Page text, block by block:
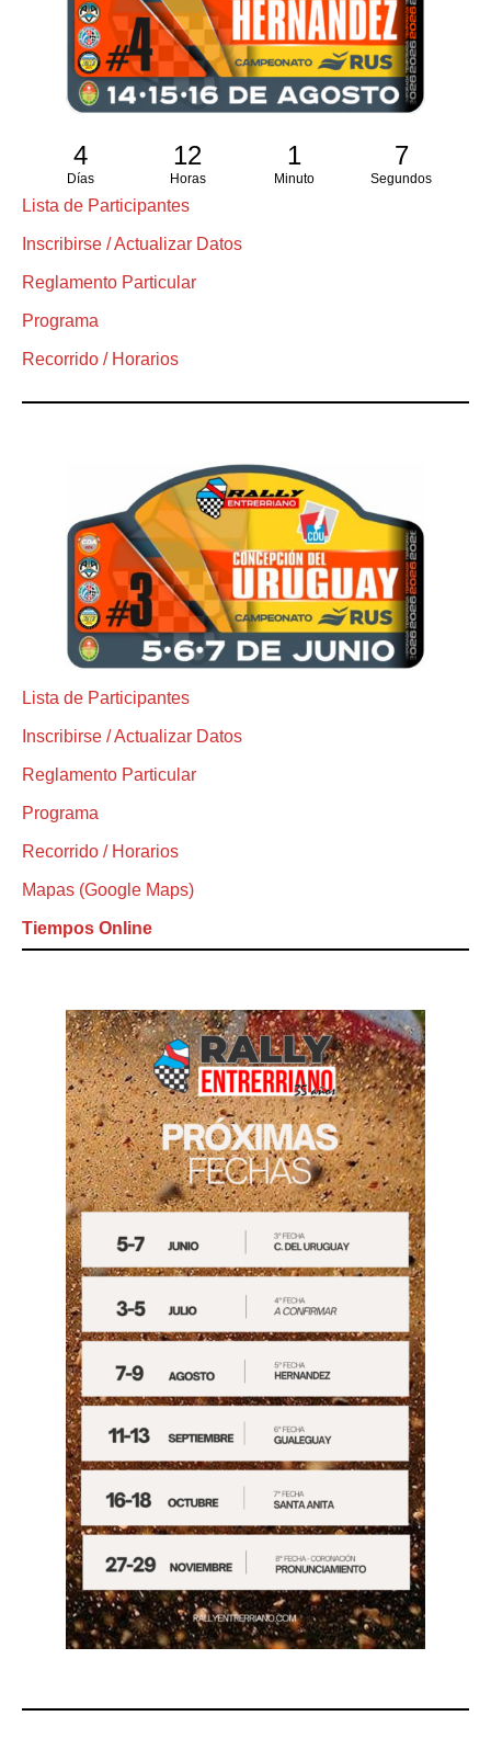
4
Días
12
Horas
1
Minuto
7
Segundos
Lista de Participantes
Inscribirse / Actualizar Datos
Reglamento Particular
Programa
Recorrido / Horarios
Lista de Participantes
Inscribirse / Actualizar Datos
Reglamento Particular
Programa
Recorrido / Horarios
Mapas (Google Maps)
Tiempos Online